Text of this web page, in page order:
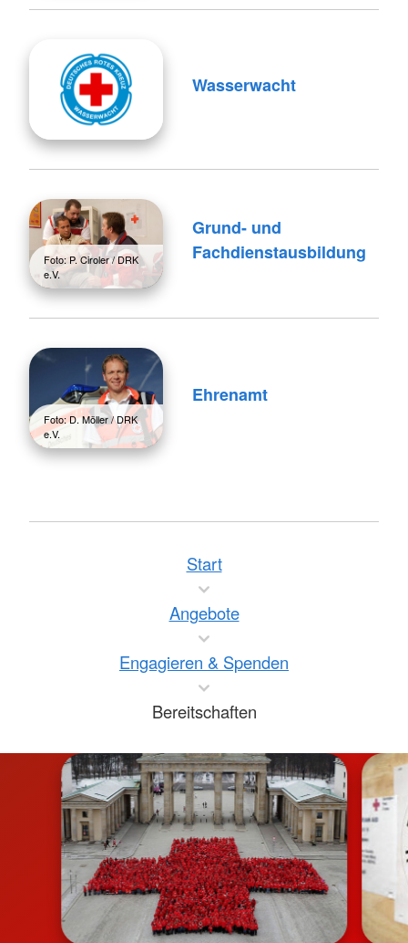
Wasserwacht
Foto: P. Ciroler / DRK
e.V.
Grund- und
Fachdienstausbildung
Foto: D. Möller / DRK
e.V.
Ehrenamt
Start
Angebote
Engagieren & Spenden
Bereitschaften